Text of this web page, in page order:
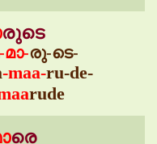
രുടെ
-മാ-രു-ടെ-
-maa-ru-de-
rude
രെ